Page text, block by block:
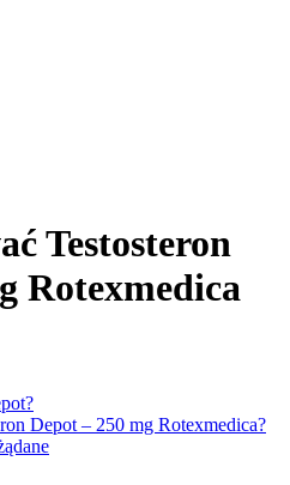
Testosteron
Rotexmedica
Depot – 250 mg Rotexmedica?